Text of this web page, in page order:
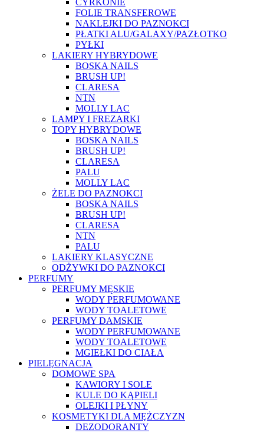
FOLIE TRANSFEROWE
NAKLEJKI DO PAZNOKCI
PŁATKI ALU/GALAXY/PAZŁOTKO
PYŁKI
LAKIERY HYBRYDOWE
BOSKA NAILS
BRUSH UP!
CLARESA
NTN
MOLLY LAC
LAMPY I FREZARKI
TOPY HYBRYDOWE
BOSKA NAILS
BRUSH UP!
CLARESA
PALU
MOLLY LAC
ŻELE DO PAZNOKCI
BOSKA NAILS
BRUSH UP!
CLARESA
NTN
PALU
LAKIERY KLASYCZNE
ODŻYWKI DO PAZNOKCI
PERFUMY
PERFUMY MĘSKIE
WODY PERFUMOWANE
WODY TOALETOWE
PERFUMY DAMSKIE
WODY PERFUMOWANE
WODY TOALETOWE
MGIEŁKI DO CIAŁA
PIELĘGNACJA
DOMOWE SPA
KAWIORY I SOLE
KULE DO KĄPIELI
OLEJKI I PŁYNY
KOSMETYKI DLA MĘŻCZYZN
DEZODORANTY